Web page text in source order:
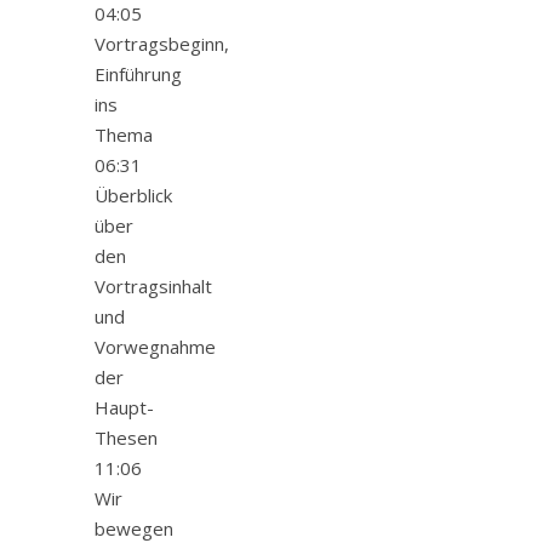
04:05
Vortragsbeginn,
Einführung
ins
Thema
06:31
Überblick
über
den
Vortragsinhalt
und
Vorwegnahme
der
Haupt-
Thesen
11:06
Wir
bewegen